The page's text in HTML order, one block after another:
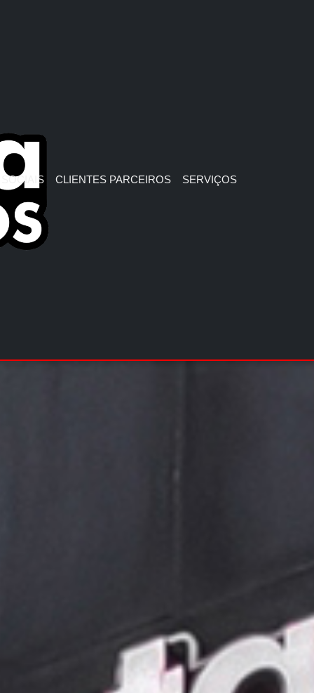
CLIENTES PARCEIROS SERVIÇOS